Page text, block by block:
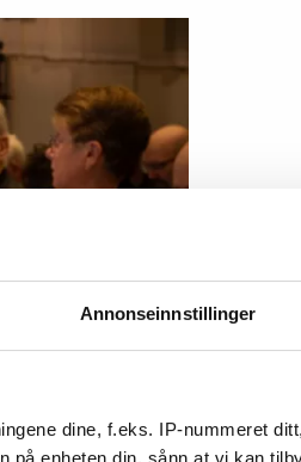
Annonseinnstillinger
dine, f.eks. IP-nummeret
enheten din, sånn at vi kan